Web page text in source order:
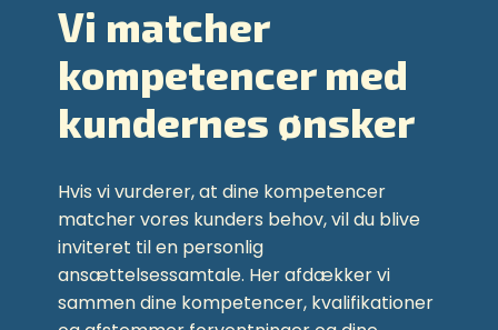
Vi matcher
kompetencer med
kundernes ønsker
Hvis vi vurderer, at dine kompetencer
matcher vores kunders behov, vil du blive
inviteret til en personlig
ansættelsessamtale. Her afdækker vi
sammen dine kompetencer, kvalifikationer